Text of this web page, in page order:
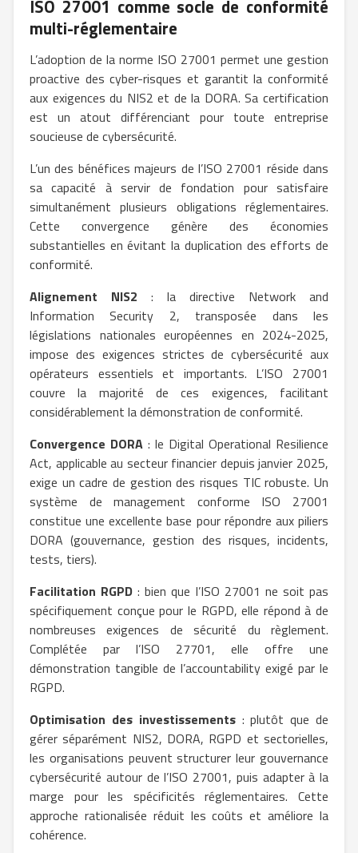
ISO 27001 comme socle de conformité
multi-réglementaire
L’adoption de la norme ISO 27001 permet une gestion
proactive des cyber-risques et garantit la conformité
aux exigences du NIS2 et de la DORA. Sa certification
est un atout différenciant pour toute entreprise
soucieuse de cybersécurité.
L’un des bénéfices majeurs de l’ISO 27001 réside dans
sa capacité à servir de fondation pour satisfaire
simultanément plusieurs obligations réglementaires.
Cette convergence génère des économies
substantielles en évitant la duplication des efforts de
conformité.
Alignement NIS2 : la directive Network and
Information Security 2, transposée dans les
législations nationales européennes en 2024-2025,
impose des exigences strictes de cybersécurité aux
opérateurs essentiels et importants. L’ISO 27001
couvre la majorité de ces exigences, facilitant
considérablement la démonstration de conformité.
Convergence DORA : le Digital Operational Resilience
Act, applicable au secteur financier depuis janvier 2025,
exige un cadre de gestion des risques TIC robuste. Un
système de management conforme ISO 27001
constitue une excellente base pour répondre aux piliers
DORA (gouvernance, gestion des risques, incidents,
tests, tiers).
Facilitation RGPD : bien que l’ISO 27001 ne soit pas
spécifiquement conçue pour le RGPD, elle répond à de
nombreuses exigences de sécurité du règlement.
Complétée par l’ISO 27701, elle offre une
démonstration tangible de l’accountability exigé par le
RGPD.
Optimisation des investissements: plutôt que de
gérer séparément NIS2, DORA, RGPD et sectorielles,
les organisations peuvent structurer leur gouvernance
cybersécurité autour de l’ISO 27001, puis adapter à la
marge pour les spécificités réglementaires. Cette
approche rationalisée réduit les coûts et améliore la
cohérence.